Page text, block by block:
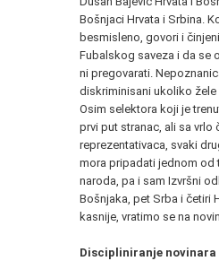
Bošnjaci Hrvata i Srbina.
besmisleno, govori i
Fubalskog saveza i da se
ni pregovarati.
diskriminisani ukoliko žele
Osim selektora koji je
prvi put stranac, ali sa vrlo
reprezentativaca, svaki
mora pripadati jednom od
naroda, pa i sam Izvršni
Bošnjaka, pet Srba i četiri
kasnije, vratimo se na
Discipliniranje novinara